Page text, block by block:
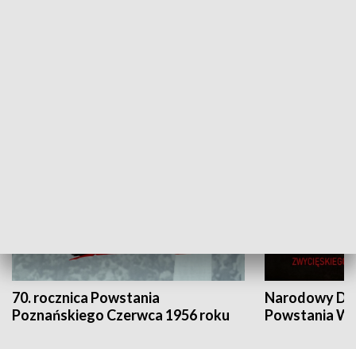
70. rocznica Powstania
Poznańskiego Czerwca 1956 roku
Narodowy
Powstania